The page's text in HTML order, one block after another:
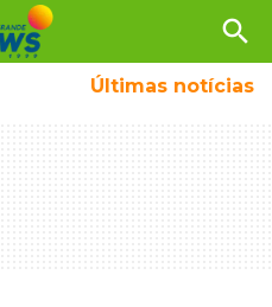
search
Últimas notícias